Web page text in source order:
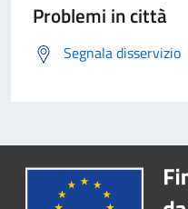
Problemi in città
Segnala disservizio